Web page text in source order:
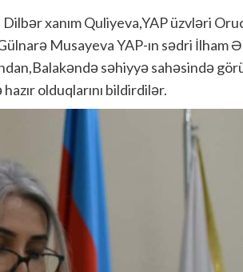
xanım Quliyeva,YAP üzvləri
Musayeva YAP-ın sədri İlham
səhiyyə sahəsində
olduqlarını bildirdilər.